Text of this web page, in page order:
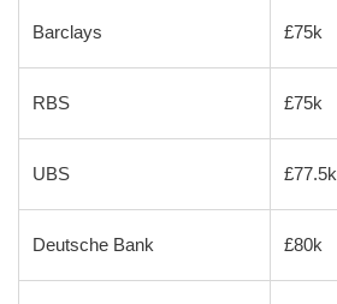
Barclays £75k
RBS £75k
UBS £77.5k
Deutsche Bank £80k